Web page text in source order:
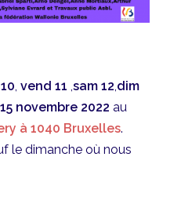
, vend 11 ,sam 12,dim
novembre 2022 au
à 1040 Bruxelles.
le dimanche où nous